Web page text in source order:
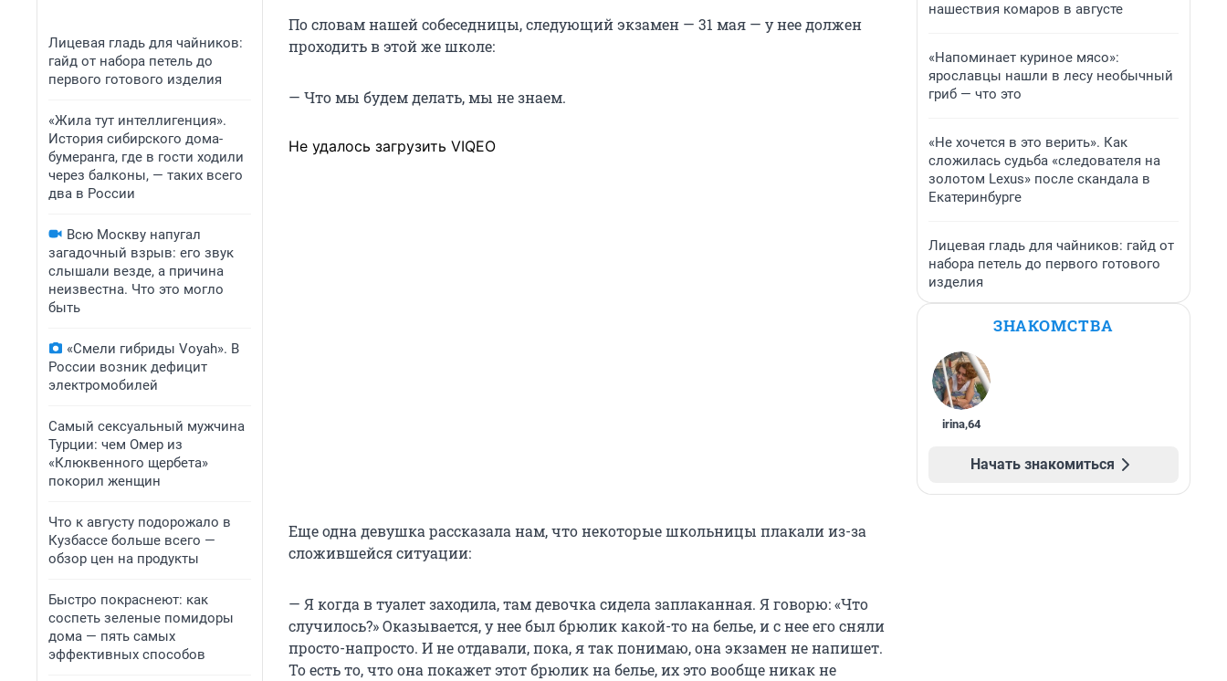
Лицевая гладь для чайников:
гайд от набора петель до
первого готового изделия
«Жила тут интеллигенция».
История сибирского дома-
бумеранга, где в гости ходили
через балконы, — таких всего
два в России
Всю Москву напугал
загадочный взрыв: его звук
слышали везде, а причина
неизвестна. Что это могло
быть
«Смели гибриды Voyah». В
России возник дефицит
электромобилей
Самый сексуальный мужчина
Турции: чем Омер из
«Клюквенного щербета»
покорил женщин
Что к августу подорожало в
Кузбассе больше всего —
обзор цен на продукты
Быстро покраснеют: как
соспеть зеленые помидоры
дома — пять самых
эффективных способов
По словам нашей собеседницы, следующий экзамен — 31 мая — у нее должен
проходить в этой же школе:
— Что мы будем делать, мы не знаем.
Не удалось загрузить VIQEO
Еще одна девушка рассказала нам, что некоторые школьницы плакали из-за
сложившейся ситуации:
— Я когда в туалет заходила, там девочка сидела заплаканная. Я говорю: «Что
случилось?» Оказывается, у нее был брюлик какой-то на белье, и с нее его сняли
просто-напросто. И не отдавали, пока, я так понимаю, она экзамен не напишет.
То есть то, что она покажет этот брюлик на белье, их это вообще никак не
нашествия комаров в августе
«Напоминает куриное мясо»:
ярославцы нашли в лесу необычный
гриб — что это
«Не хочется в это верить». Как
сложилась судьба «следователя на
золотом Lexus» после скандала в
Екатеринбурге
Лицевая гладь для чайников: гайд от
набора петель до первого готового
изделия
ЗНАКОМСТВА
irina,64
Начать знакомиться